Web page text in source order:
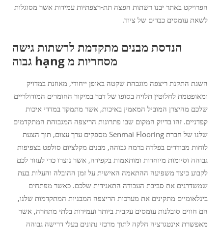
הפרויקט באתר יבנו רשתות הפצה תת-רצפתיות עמידות אשר מסוגלות
לשאת עומסים כבדים של ציוד.
הנדסת מבנים מתקדמת לרשתות גישה
מסחריות מ hạng גבוה
השגת התקנת ריצפה מוגבהת שקטה באופן ייחודי, מאוזנת במדויק
ומאופטמת לחלוטין תלויה בסופו של דבר במיקור החומרים המודולריים
שלכם מהיצרן המוביל המאמין באיכות, אשר מתמקד במדדי איכות
קפדניים. זהו בדיוק המקום שבו פתרונות הריצפה המגבוהת המתקדמים
שלנו של חברת Senmai Flooring מספקים ערך עצום, תוך הצעת
לוחות מבודדים בפלדה ברמה גבוהה, מבנים מקלציום סולפט בצפיפות
גבוהה וסיומות מיוחדות ומותאמות בקפידה, אשר נוצרו כדי לעזור לכם
לקבוע כיצד משפיעה ההתאמה האישית על זמן ההובלה והעלות בעת
שמשדרגים את סביבת העבודה התאגידית שלכם. כאשר מפתחים
בינלאומיים מתקינים את מערכות הריצפה המבניות המתקדמות שלנו,
הם חווים סובלנות עומסים עקבית ביותר ועמידות בלתי מתחרה, אשר
מאפשרת אינטגרציה חלקה לתוך מרכזי נתונים בעלי דרישה גבוהה